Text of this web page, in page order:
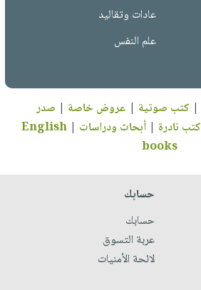
عادات وتقاليد
علم النفس
| كتب صوتية | عروض خاصة | صدر
كتب نادرة |أبحاث ودراسات |
English
books
حسابك
حسابك
عربة التسوق
لائحة الأمنيات